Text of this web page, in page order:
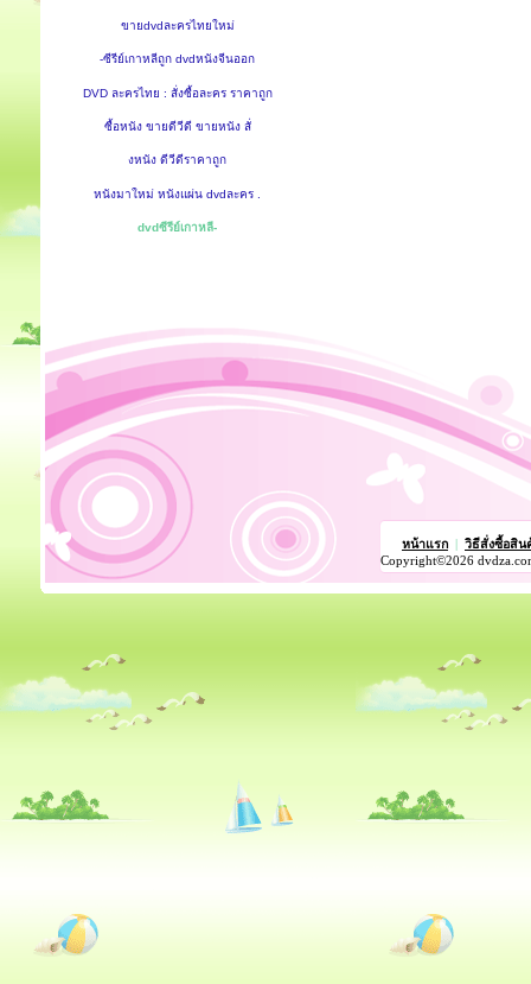
ขายdvdละครไทยใหม่
-ซีรีย์เกาหลีถูก dvdหนังจีนออก
DVD ละครไทย : สั่งซื้อละคร ราคาถูก
ซื้อหนัง ขายดีวีดี ขายหนัง สั่
งหนัง ดีวีดีราคาถูก
หนังมาใหม่ หนังแผ่น dvdละคร .
dvdซีรีย์เกาหลี-
หน้าแรก
วิธีสั่งซื้อสิน
Copyright©2026